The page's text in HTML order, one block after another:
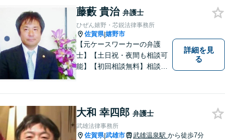
お持ち帰りいただけるよう，
全力を尽くします。
藤藪 貴治 弁護士
ひぜん嬉野・芯鋭法律事務所
佐賀県|嬉野市
【元ケースワーカーの弁護
士】【土日祝・夜間も相談可
能】【初回相談無料】相談者
題／交通事故／債務整理／労
働問題など幅広く対応可能で
す。
詳細を見
る
大和 幸四郎 弁護士
武雄法律事務所
佐賀県|武雄市 武雄温泉駅 から徒歩7分